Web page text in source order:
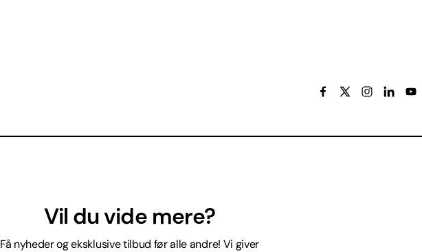
Vil du vide mere?
Få nyheder og eksklusive tilbud før alle andre! Vi giver